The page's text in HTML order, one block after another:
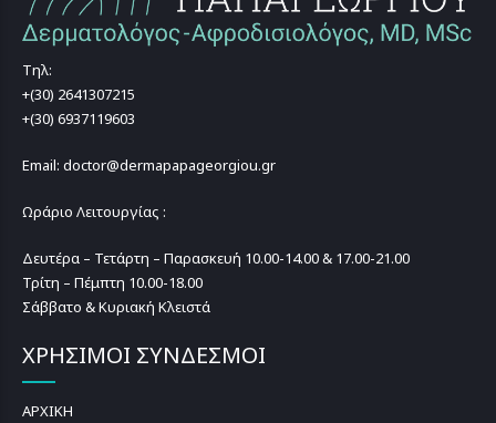
Τηλ:
+(30) 2641307215
+(30) 6937119603
Email: doctor@dermapapageorgiou.gr
Ωράριο Λειτουργίας :
Δευτέρα – Τετάρτη – Παρασκευή 10.00-14.00 & 17.00-21.00
Τρίτη – Πέμπτη 10.00-18.00
Σάββατο & Κυριακή Κλειστά
ΧΡΗΣΙΜΟΙ ΣΥΝΔΕΣΜΟΙ
ΑΡΧΙΚΗ